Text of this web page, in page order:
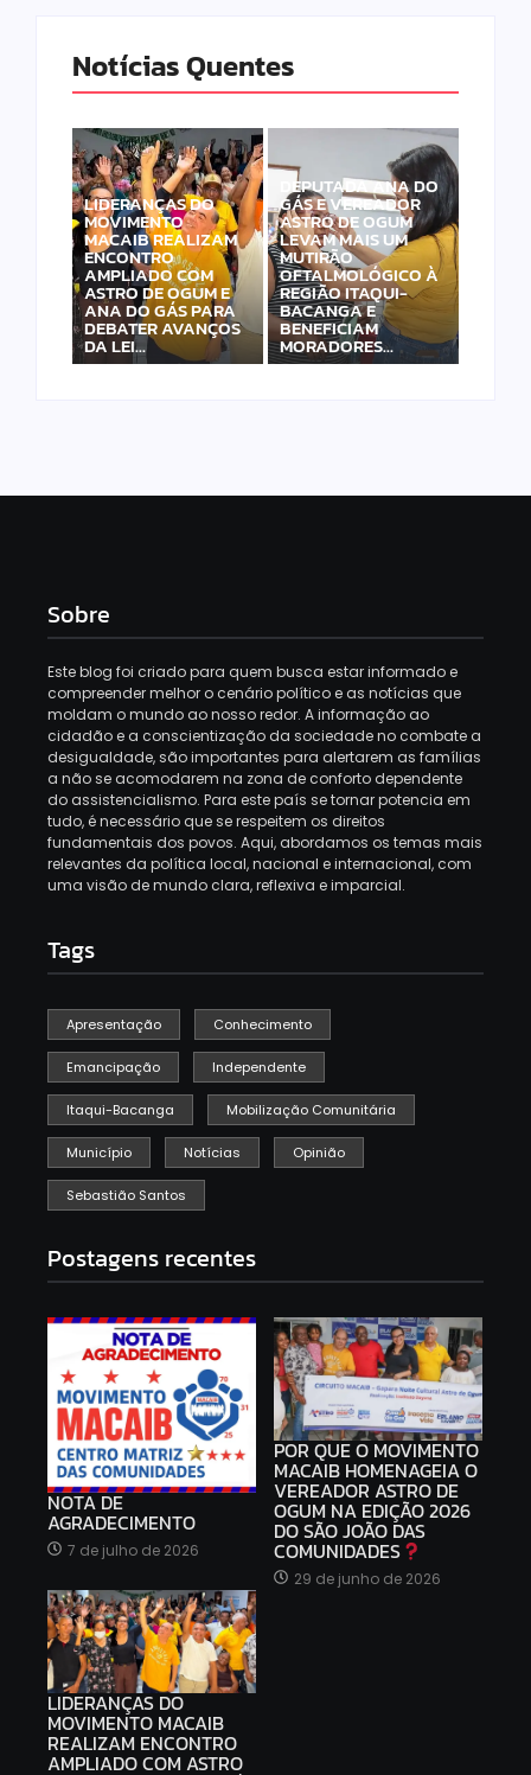
Notícias Quentes
LIDERANÇAS DO
MOVIMENTO
MACAIB REALIZAM
ENCONTRO
AMPLIADO COM
ASTRO DE OGUM E
ANA DO GÁS PARA
DEBATER AVANÇOS
DA LEI…
DEPUTADA ANA DO
GÁS E VEREADOR
ASTRO DE OGUM
LEVAM MAIS UM
MUTIRÃO
OFTALMOLÓGICO À
REGIÃO ITAQUI-
BACANGA E
BENEFICIAM
MORADORES…
Sobre
Este blog foi criado para quem busca estar informado e
compreender melhor o cenário político e as notícias que
moldam o mundo ao nosso redor. A informação ao
cidadão e a conscientização da sociedade no combate a
desigualdade, são importantes para alertarem as famílias
a não se acomodarem na zona de conforto dependente
do assistencialismo. Para este país se tornar potencia em
tudo, é necessário que se respeitem os direitos
fundamentais dos povos. Aqui, abordamos os temas mais
relevantes da política local, nacional e internacional, com
uma visão de mundo clara, reflexiva e imparcial.
Tags
Apresentação Conhecimento
Emancipação Independente
Itaqui-Bacanga Mobilização Comunitária
Município Notícias Opinião
Sebastião Santos
Postagens recentes
NOTA DE
AGRADECIMENTO
7 de julho de 2026
POR QUE O MOVIMENTO
MACAIB HOMENAGEIA O
VEREADOR ASTRO DE
OGUM NA EDIÇÃO 2026
DO SÃO JOÃO DAS
COMUNIDADES
29 de junho de 2026
LIDERANÇAS DO
MOVIMENTO MACAIB
REALIZAM ENCONTRO
AMPLIADO COM ASTRO